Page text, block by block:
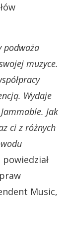
podważa
muzyce.
Wydaje
Jak
ci z różnych
powiedział
Music,